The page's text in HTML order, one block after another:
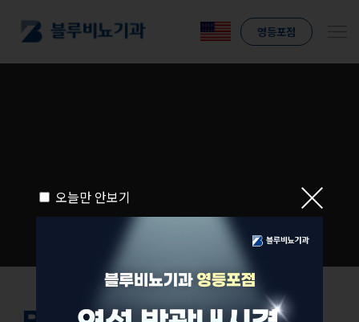
영등포점
오늘만 안보기